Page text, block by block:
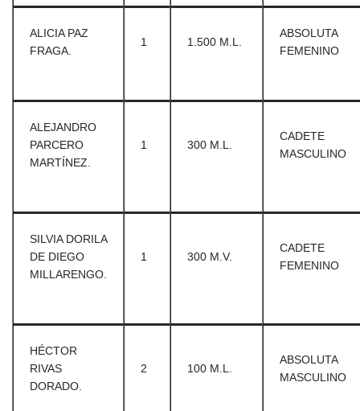
ALICIA PAZ
FRAGA.
1 1.500 M.L.
ABSOLUTA
FEMENINO
ALEJANDRO
PARCERO
MARTÍNEZ.
1 300 M.L.
CADETE
MASCULINO
SILVIA DORILA
DE DIEGO
MILLARENGO.
1 300 M.V.
CADETE
FEMENINO
HÉCTOR
RIVAS
DORADO.
2 100 M.L.
ABSOLUTA
MASCULINO